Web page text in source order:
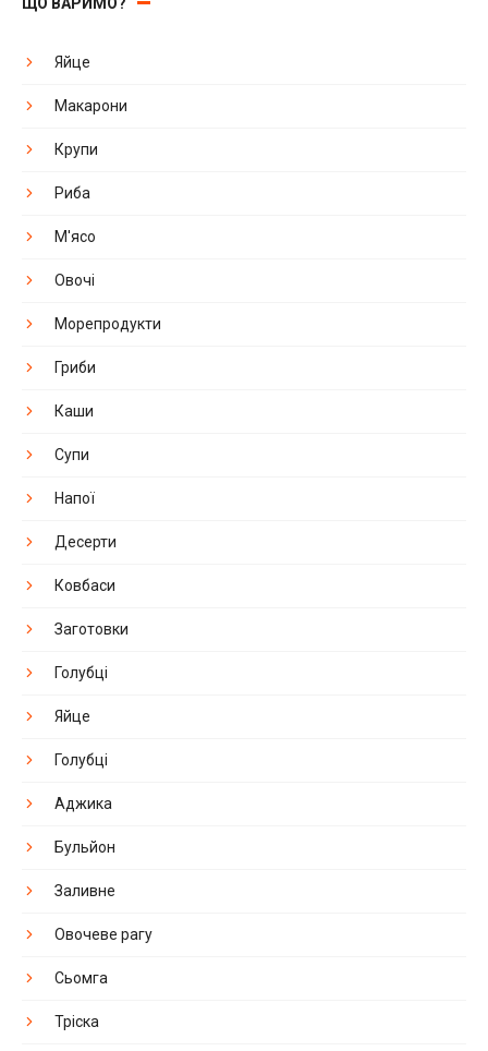
ЩО ВАРИМО?
Яйце
Макарони
Крупи
Риба
М'ясо
Овочі
Морепродукти
Гриби
Каши
Супи
Напої
Десерти
Ковбаси
Заготовки
Голубці
Яйце
Голубці
Аджика
Бульйон
Заливне
Овочеве рагу
Сьомга
Тріска